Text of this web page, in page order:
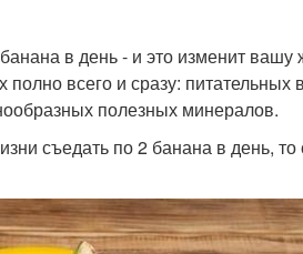
в день - и это изменит вашу
всего и сразу: питательных
полезных минералов.
съедать по 2 банана в день,